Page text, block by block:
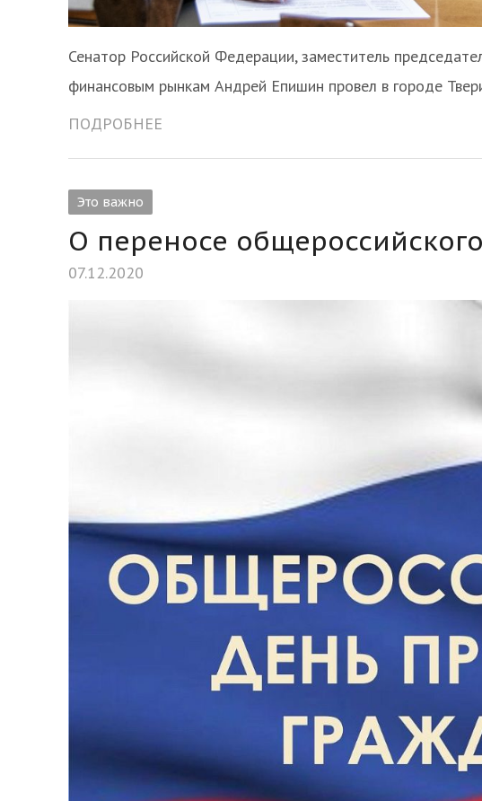
Сенатор Российской Федерации, заместитель
финансовым рынкам Андрей Епишин провел в городе
ПОДРОБНЕЕ
Это важно
О переносе
07.12.2020